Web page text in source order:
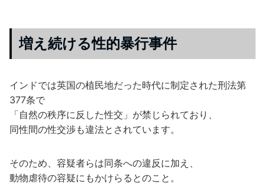
増え続ける性的暴行事件
インドでは英国の植民地だった時代に制定された刑法第
377条で
「自然の秩序に反した性交」が禁じられており、
同性間の性交渉も違法とされています。
そのため、容疑者らは同条への違反に加え、
動物虐待の容疑にもかけらるとのこと。